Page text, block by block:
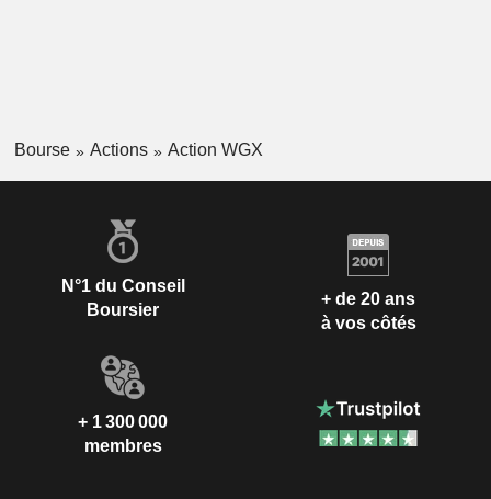
Bourse Actions Action WGX
N°1 du Conseil
Boursier
+ de 20 ans
à vos côtés
+ 1 300 000
membres